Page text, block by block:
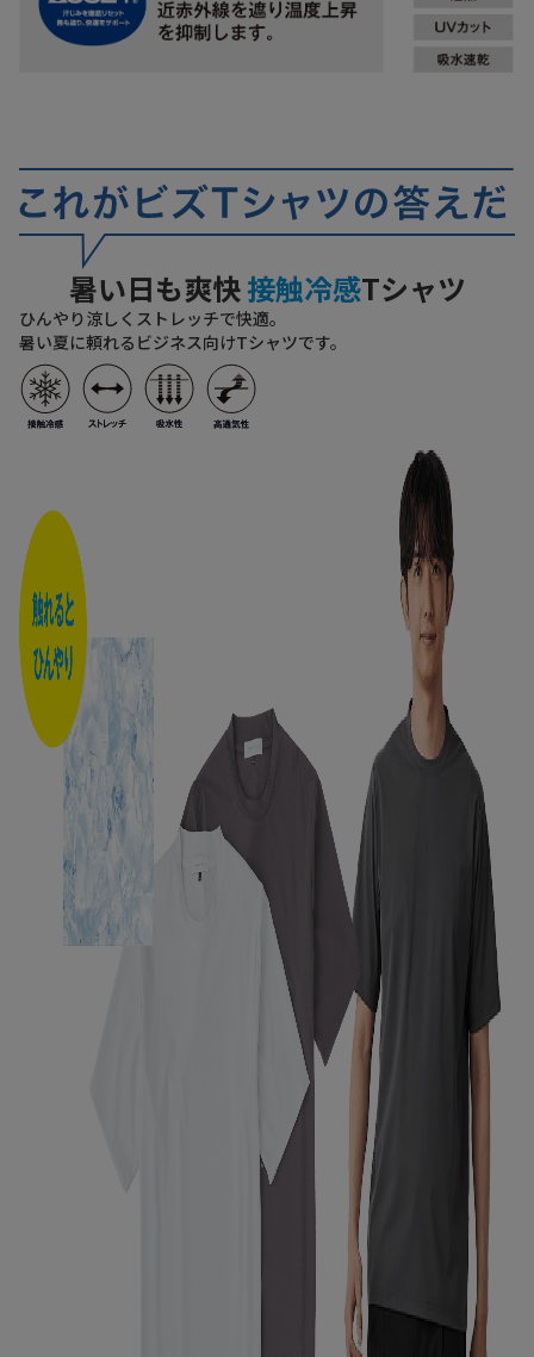
暑い日も爽快接触冷感Tシャツ
ひんやり涼しくストレッチで快適。
暑い夏に頼れるビジネス向けTシャツです。